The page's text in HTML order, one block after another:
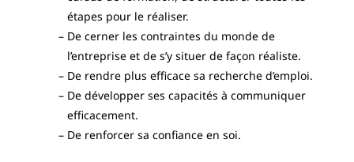
étapes pour le réaliser.
De cerner les contraintes du monde de
l’entreprise et de s’y situer de façon réaliste.
De rendre plus efficace sa recherche d’emploi.
De développer ses capacités à communiquer
efficacement.
De renforcer sa confiance en soi.